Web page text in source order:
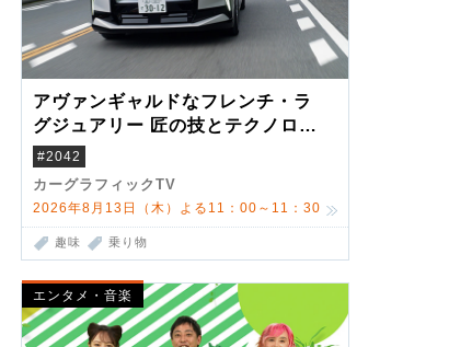
アヴァンギャルドなフレンチ・ラ
グジュアリー 匠の技とテクノロジ
ーが描くDSの世界観
#2042
カーグラフィックTV
2026年8月13日（木）よる11：00～11：30
趣味 乗り物
エンタメ・音楽